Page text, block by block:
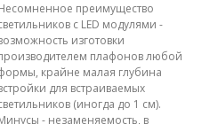
преимущество
с LED модулями -
изготовки
плафонов любой
крайне малая глубина
для встраиваемых
(иногда до 1 см).
- незаменяемость, в